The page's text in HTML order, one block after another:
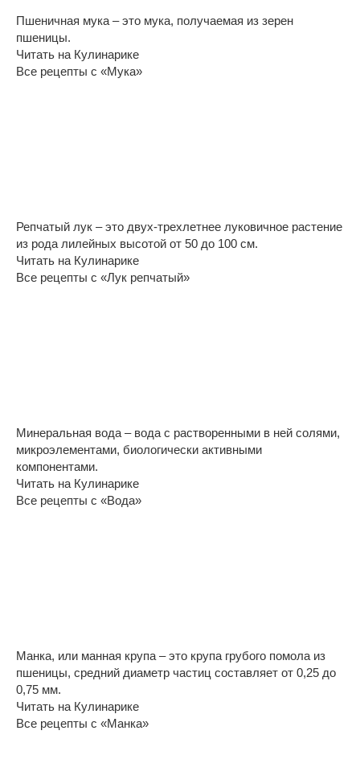
Пшеничная мука – это мука, получаемая из зерен
пшеницы.
Читать на Кулинарике
Все рецепты с «Мука»
Репчатый лук – это двух-трехлетнее луковичное растение
из рода лилейных высотой от 50 до 100 см.
Читать на Кулинарике
Все рецепты с «Лук репчатый»
Минеральная вода – вода с растворенными в ней солями,
микроэлементами, биологически активными
компонентами.
Читать на Кулинарике
Все рецепты с «Вода»
Манка, или манная крупа – это крупа грубого помола из
пшеницы, средний диаметр частиц составляет от 0,25 до
0,75 мм.
Читать на Кулинарике
Все рецепты с «Манка»